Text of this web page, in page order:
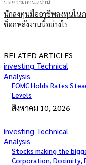
บทความก่อนหน้านี้
นักลงทุนมืออาชีพลงทุนในภ
ช็อกพลังงานนี้อย่างไร
RELATED ARTICLES
investing Technical
Analysis
FOMC Holds Rates
Levels
สิงหาคม 10, 2026
investing Technical
Analysis
Stocks making the
Corporation, Doximity,